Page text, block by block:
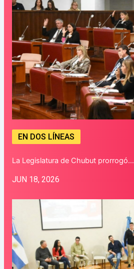
EN DOS LÍNEAS
La Legislatura de Chubut prorrogó…
JUN 18, 2026